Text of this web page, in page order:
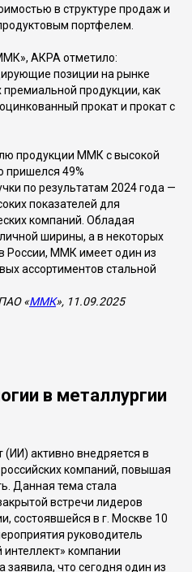
в структуре продаж и
портфелем.
АКРА отметило:
позиции на рынке
премиальной продукции, как
прокат и прокат с
продукции ММК с высокой
пришелся 49%
по результатам 2024 года —
показателей для
компаний. Обладая
ширины, а в некоторых
России, ММК имеет один из
ассортиментов стальной
«ММК», 11.09.2025
в металлургии
(ИИ) активно внедряется в
компаний, повышая
Данная тема стала
встречи лидеров
состоявшейся в г. Москве 10
руководитель
интеллект» компании
заявила, что сегодня один из